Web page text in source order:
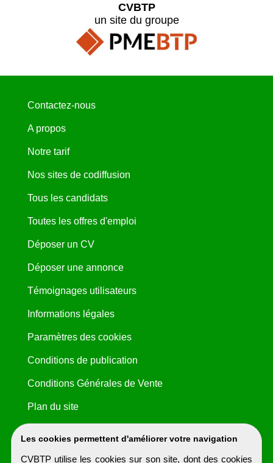
Les cookies permettent d'améliorer votre navigation
CVBTP utilise les cookies sur son site, dont des cookies
CVBTP
un site du groupe
Contactez-nous
A propos
Notre tarif
Nos sites de codiffusion
Tous les candidats
Toutes les offres d'emploi
Déposer un CV
Déposer une annonce
Témoignages utilisateurs
Informations légales
Paramètres des cookies
Conditions de publication
Conditions Générales de Vente
Plan du site